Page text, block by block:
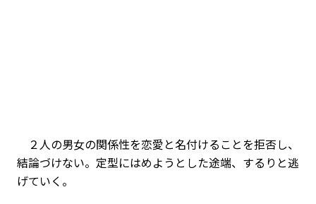
２人の男女の関係性を恋愛と名付けることを拒否し、
結論づけない。定型にはめようとした途端、するりと逃
げていく。